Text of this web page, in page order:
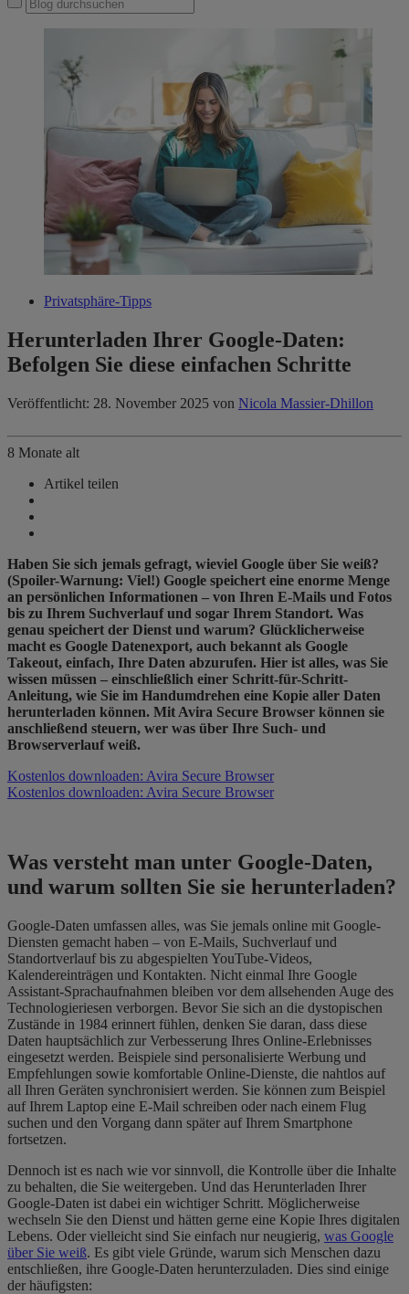
Privatsphäre-Tipps
Herunterladen Ihrer Google-Daten:
Befolgen Sie diese einfachen Schritte
Veröffentlicht: 28. November 2025 von Nicola Massier-Dhillon
8 Monate alt
Artikel teilen
Haben Sie sich jemals gefragt, wieviel Google über Sie weiß?
(Spoiler-Warnung: Viel!) Google speichert eine enorme Menge
an persönlichen Informationen – von Ihren E-Mails und Fotos
bis zu Ihrem Suchverlauf und sogar Ihrem Standort. Was
genau speichert der Dienst und warum? Glücklicherweise
macht es Google Datenexport, auch bekannt als Google
Takeout, einfach, Ihre Daten abzurufen. Hier ist alles, was Sie
wissen müssen – einschließlich einer Schritt-für-Schritt-
Anleitung, wie Sie im Handumdrehen eine Kopie aller Daten
herunterladen können. Mit Avira Secure Browser können sie
anschließend steuern, wer was über Ihre Such- und
Browserverlauf weiß.
Kostenlos downloaden: Avira Secure Browser
Kostenlos downloaden: Avira Secure Browser
Was versteht man unter Google-Daten,
und warum sollten Sie sie herunterladen?
Google-Daten umfassen alles, was Sie jemals online mit Google-
Diensten gemacht haben – von E-Mails, Suchverlauf und
Standortverlauf bis zu abgespielten YouTube-Videos,
Kalendereinträgen und Kontakten. Nicht einmal Ihre Google
Assistant-Sprachaufnahmen bleiben vor dem allsehenden Auge des
Technologieriesen verborgen. Bevor Sie sich an die dystopischen
Zustände in 1984 erinnert fühlen, denken Sie daran, dass diese
Daten hauptsächlich zur Verbesserung Ihres Online-Erlebnisses
eingesetzt werden. Beispiele sind personalisierte Werbung und
Empfehlungen sowie komfortable Online-Dienste, die nahtlos auf
all Ihren Geräten synchronisiert werden. Sie können zum Beispiel
auf Ihrem Laptop eine E-Mail schreiben oder nach einem Flug
suchen und den Vorgang dann später auf Ihrem Smartphone
fortsetzen.
Dennoch ist es nach wie vor sinnvoll, die Kontrolle über die Inhalte
zu behalten, die Sie weitergeben. Und das Herunterladen Ihrer
Google-Daten ist dabei ein wichtiger Schritt. Möglicherweise
wechseln Sie den Dienst und hätten gerne eine Kopie Ihres digitalen
Lebens. Oder vielleicht sind Sie einfach nur neugierig, was Google
über Sie weiß. Es gibt viele Gründe, warum sich Menschen dazu
entschließen, ihre Google-Daten herunterzuladen. Dies sind einige
der häufigsten: